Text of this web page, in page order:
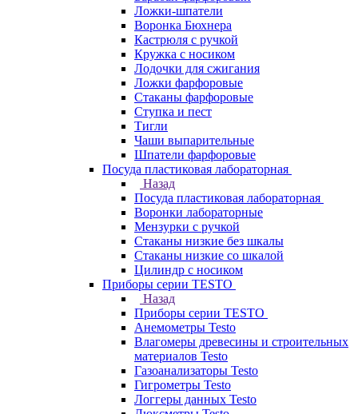
Ложки-шпатели
Воронка Бюхнера
Кастрюля с ручкой
Кружка с носиком
Лодочки для сжигания
Ложки фарфоровые
Стаканы фарфоровые
Ступка и пест
Тигли
Чаши выпарительные
Шпатели фарфоровые
Посуда пластиковая лабораторная
Назад
Посуда пластиковая лабораторная
Воронки лабораторные
Мензурки с ручкой
Стаканы низкие без шкалы
Стаканы низкие со шкалой
Цилиндр с носиком
Приборы серии TESTO
Назад
Приборы серии TESTO
Анемометры Testo
Влагомеры древесины и строительных
материалов Testo
Газоанализаторы Testo
Гигрометры Testo
Логгеры данных Testo